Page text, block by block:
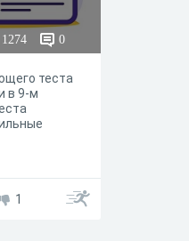
1274 0
теста
в 9-м
1